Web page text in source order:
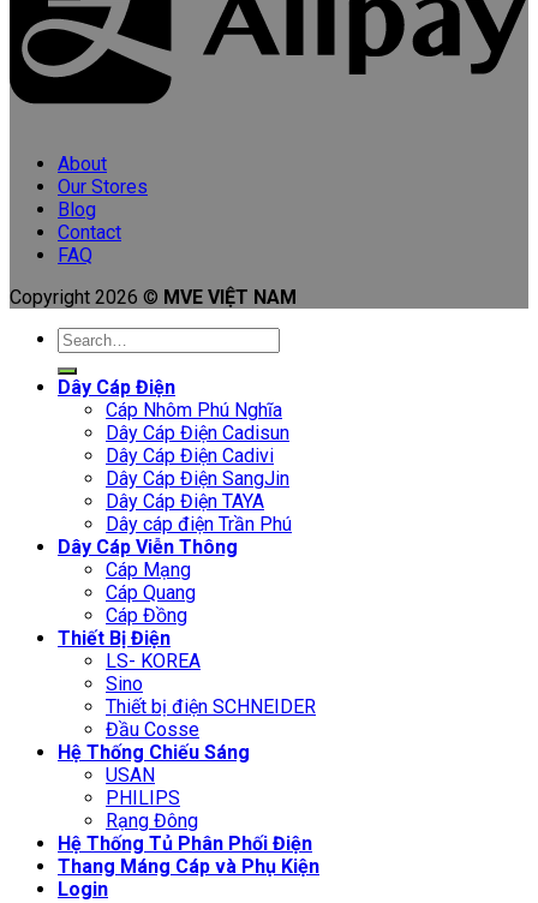
About
Our Stores
Blog
Contact
FAQ
Copyright 2026 © MVE VIỆT NAM
Search
Dây Cáp Điện
Cáp Nhôm Phú Nghĩa
Dây Cáp Điện Cadisun
Dây Cáp Điện Cadivi
Dây Cáp Điện SangJin
Dây Cáp Điện TAYA
Dây cáp điện Trần Phú
Dây Cáp Viễn Thông
Cáp Mạng
Cáp Quang
Cáp Đồng
Thiết Bị Điện
LS- KOREA
Sino
Thiết bị điện SCHNEIDER
Đầu Cosse
Hệ Thống Chiếu Sáng
USAN
PHILIPS
Rạng Đông
Hệ Thống Tủ Phân Phối Điện
Thang Máng Cáp và Phụ Kiện
Login